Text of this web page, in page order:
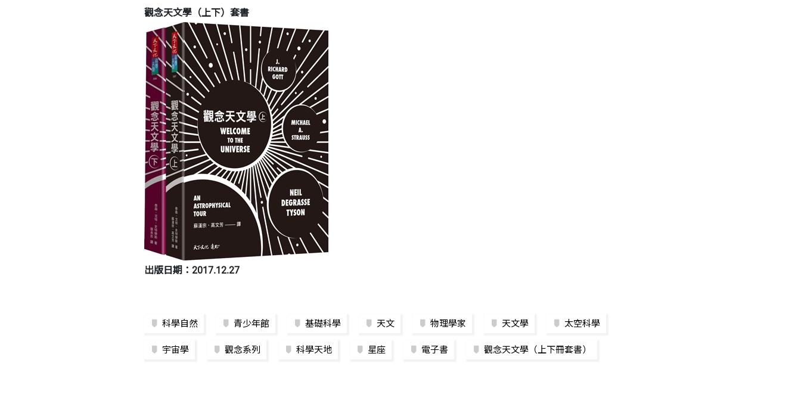
觀念天文學（上下）套書
出版日期：2017.12.27
科學自然 青少年館 基礎科學 天文 物理學家 天文學 太空科學
宇宙學 觀念系列 科學天地 星座 電子書 觀念天文學（上下冊套書）